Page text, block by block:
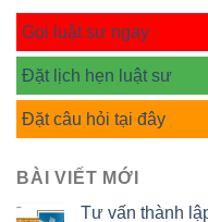
Gọi luật sư ngay
Đặt lịch hẹn luật sư
Đặt câu hỏi tại đây
BÀI VIẾT MỚI
Tư vấn thành